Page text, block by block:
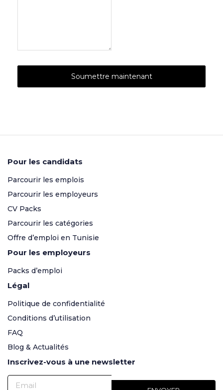
Pour les candidats
Parcourir les emplois
Parcourir les employeurs
CV Packs
Parcourir les catégories
Offre d’emploi en Tunisie
Pour les employeurs
Packs d’emploi
Légal
Politique de confidentialité
Conditions d’utilisation
FAQ
Blog & Actualités
Inscrivez-vous à une newsletter